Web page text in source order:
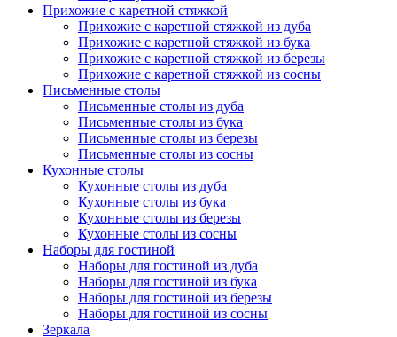
Прихожие с каретной стяжкой
Прихожие с каретной стяжкой из дуба
Прихожие с каретной стяжкой из бука
Прихожие с каретной стяжкой из березы
Прихожие с каретной стяжкой из сосны
Письменные столы
Письменные столы из дуба
Письменные столы из бука
Письменные столы из березы
Письменные столы из сосны
Кухонные столы
Кухонные столы из дуба
Кухонные столы из бука
Кухонные столы из березы
Кухонные столы из сосны
Наборы для гостиной
Наборы для гостиной из дуба
Наборы для гостиной из бука
Наборы для гостиной из березы
Наборы для гостиной из сосны
Зеркала